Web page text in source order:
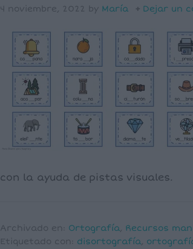
4 noviembre, 2022 by María Dejar un
con la ayuda de pistas visuales.
Archivado en: Ortografía, Recursos
Etiquetado con: disortografía,